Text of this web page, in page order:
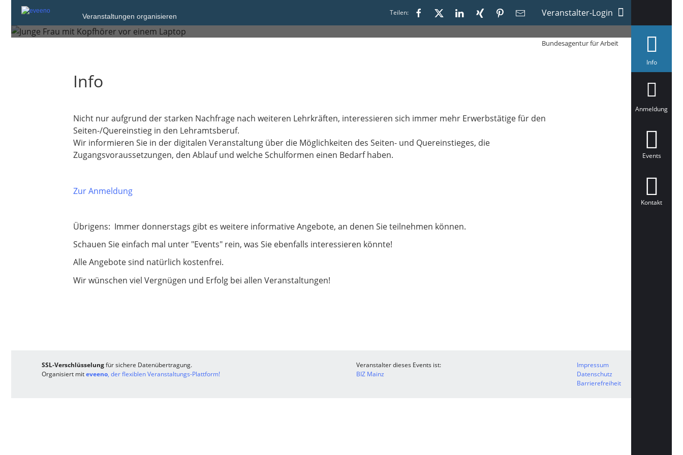
Veranstaltungen organisieren Teilen: Veranstalter-Login
Quereinstieg ins Lehramt in Rheinland-Pfalz und Hessen
Bundesagentur für Arbeit
Infoa
ä
t
Anmeldung
Events
Kontakt
Info
Nicht nur aufgrund der starken Nachfrage nach weiteren Lehrkräften, interessieren sich immer mehr Erwerbstätige für den
Seiten-/Quereinstieg in den Lehramtsberuf.
Wir informieren Sie in der digitalen Veranstaltung über die Möglichkeiten des Seiten- und Quereinstieges, die
Zugangsvoraussetzungen, den Ablauf und welche Schulformen einen Bedarf haben.
Zur Anmeldung
Übrigens: Immer donnerstags gibt es weitere informative Angebote, an denen Sie teilnehmen können.
Schauen Sie einfach mal unter "Events" rein, was Sie ebenfalls interessieren könnte!
Alle Angebote sind natürlich kostenfrei.
Wir wünschen viel Vergnügen und Erfolg bei allen Veranstaltungen!
SSL-Verschlüsselungfür sichere Datenübertragung.
Organisiert miteveeno, der flexiblen Veranstaltungs-Plattform!
Veranstalter dieses Events ist:
BIZ Mainz
Impressum
Datenschutz
Barrierefreiheit